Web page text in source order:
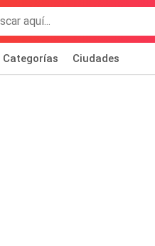
Categorías Ciudades